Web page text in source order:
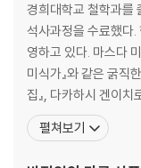
경희대학교 철학과를
석사과정을 수료했다
영하고 있다. 마스다
미식가』와 같은 굵직
집』, 다카하시 겐이치
로미오는 영원히』, 마
이네요』, 『설레는 일,
펼쳐보기